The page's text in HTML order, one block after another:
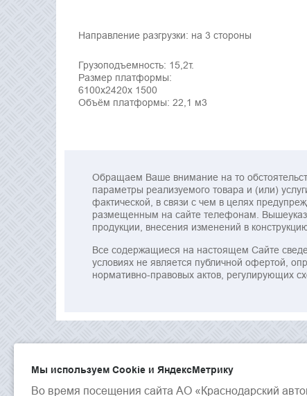
Направление разгрузки: на 3 стороны
Грузоподъемность: 15,2т.
Размер платформы:
6100х2420х 1500
Объём платформы: 22,1 м3
Обращаем Ваше внимание на то
параметры реализуемого товара и (или)
фактической, в связи с чем в целях
размещенным на сайте телефонам.
продукции, внесения изменений в
Все содержащиеся на настоящем Сайте
условиях не является публичной офертой,
нормативно-правовых актов, регулирующих
Мы используем Сookie и ЯндексМетрику
Во время посещения сайта АО «Краснодарский